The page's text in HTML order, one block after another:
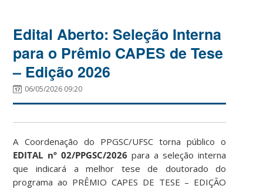
Edital Aberto: Seleção Interna
para o Prêmio CAPES de Tese
– Edição 2026
06/05/2026 09:20
A Coordenação do PPGSC/UFSC torna público o
EDITAL nº 02/PPGSC/2026 para a seleção interna
que indicará a melhor tese de doutorado do
programa ao PRÊMIO CAPES DE TESE – EDIÇÃO